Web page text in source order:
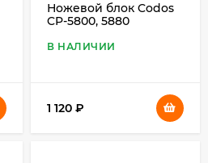
Ножевой блок Codos
CP-5800, 5880
В НАЛИЧИИ
1 120 ₽